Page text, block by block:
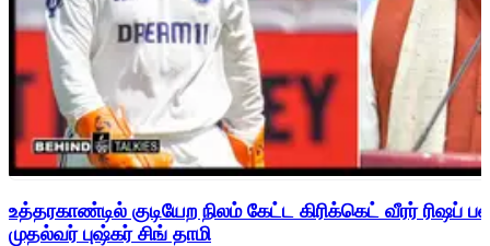
உத்தரகாண்டில் குடியேற நிலம் கேட்ட கிரிக்கெட் வீரர்
முதல்வர் புஷ்கர் சிங் தாமி